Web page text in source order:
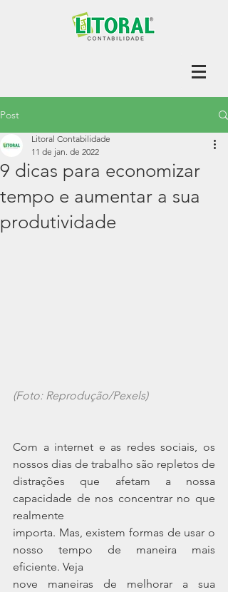
Post
9 dicas para economizar
tempo e aumentar a sua
produtividade
Litoral Contabilidade
11 de jan. de 2022
(Foto: Reprodução/Pexels)
Com a internet e as redes sociais, os
nossos dias de trabalho são repletos de
distrações que afetam a nossa
capacidade de nos concentrar no que
realmente
importa. Mas, existem formas de usar o
nosso tempo de maneira mais
eficiente. Veja
nove maneiras de melhorar a sua